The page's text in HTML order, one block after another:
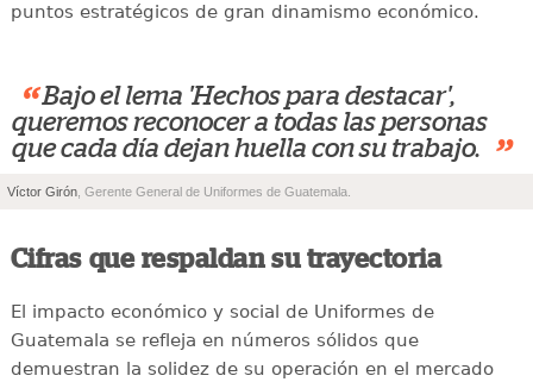
puntos estratégicos de gran dinamismo económico.
“ Bajo el lema 'Hechos para destacar',
queremos reconocer a todas las personas
que cada día dejan huella con su trabajo.
”
Víctor Girón , Gerente General de Uniformes de Guatemala.
Cifras que respaldan su trayectoria
El impacto económico y social de Uniformes de
Guatemala se refleja en números sólidos que
demuestran la solidez de su operación en el mercado